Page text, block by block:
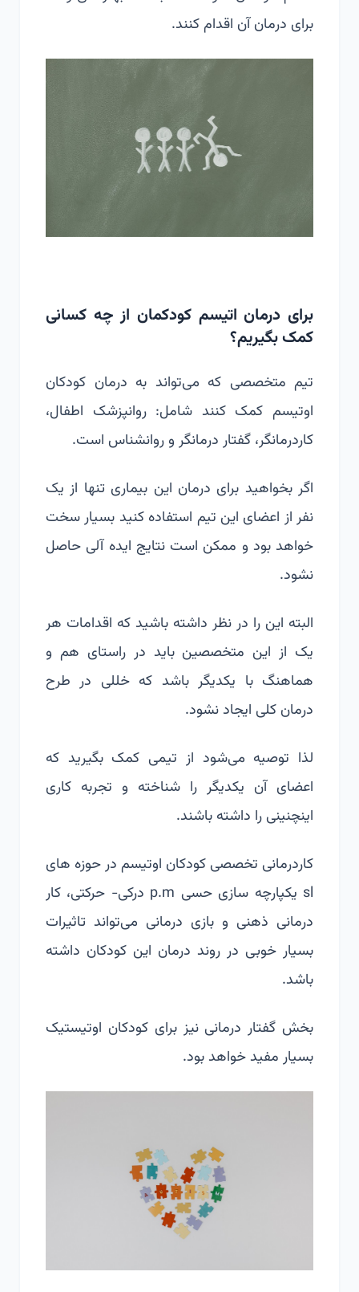
برای درمان آن اقدام کنند.
برای درمان اتیسم کودکمان از چه کسانی
کمک بگیریم؟
تیم متخصصی که می‌تواند به درمان کودکان
اوتیسم کمک کنند شامل: روانپزشک اطفال،
کاردرمانگر، گفتار درمانگر و روانشناس است.
اگر بخواهید برای درمان این بیماری تنها از یک
نفر از اعضای این تیم استفاده کنید بسیار سخت
خواهد بود و ممکن است نتایج ایده آلی حاصل
نشود.
البته این را در نظر داشته باشید که اقدامات هر
یک از این متخصصین باید در راستای هم و
هماهنگ با یکدیگر باشد که خللی در طرح
درمان کلی ایجاد نشود.
لذا توصیه می‌شود از تیمی کمک بگیرید که
اعضای آن یکدیگر را شناخته و تجربه کاری
اینچنینی را داشته باشند.
کاردرمانی تخصصی کودکان اوتیسم در حوزه های
sl یکپارچه سازی حسی p.m درکی- حرکتی، کار
درمانی ذهنی و بازی درمانی می‌تواند تاثیرات
بسیار خوبی در روند درمان این کودکان داشته
باشد.
بخش گفتار درمانی نیز برای کودکان اوتیستیک
بسیار مفید خواهد بود.